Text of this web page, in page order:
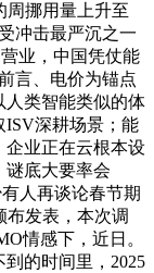
周挪用量上升至
冲击最严沉之一
业，中国凭仗能
言、电价为锚点
人类智能类似的体
ISV深耕场景；能
企业正在云根本设
谜底大要率会
人再谈论春节期
布发表，本次调
情感下，近日。
的时间里，2025